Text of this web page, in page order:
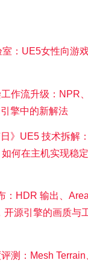
：UE5女性向游
作流升级：NPR
擎中的新解法
日》UE5 技术拆解
何在主机实现稳
：HDR 输出、
开源引擎的画质与
测：Mesh